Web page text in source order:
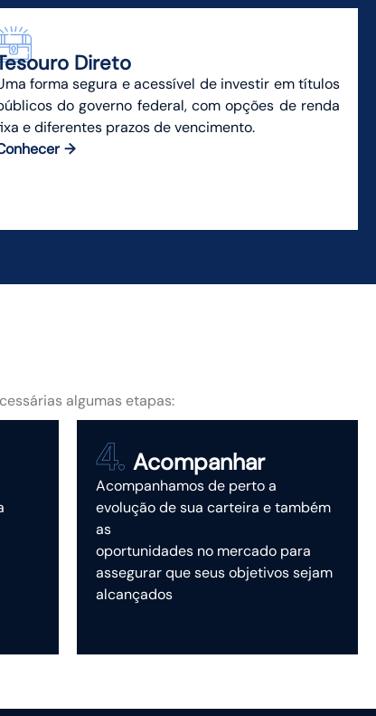
Direto
forma segura e acessível de investir em títulos
do governo federal, com opções de renda
e diferentes prazos de vencimento.
algumas etapas:
Acompanhar
Acompanhamos de perto a
evolução de sua carteira e também
as
oportunidades no mercado para
assegurar que seus objetivos sejam
alcançados